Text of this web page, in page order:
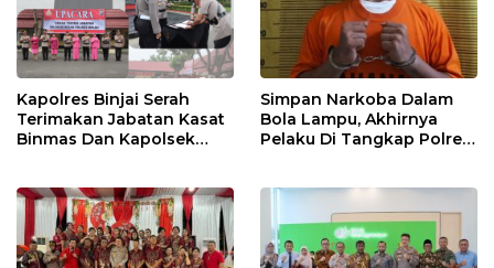
Kapolres Binjai Serah
Terimakan Jabatan Kasat
Binmas Dan Kapolsek
Simpan Narkoba Dalam
Bola Lampu, Akhirnya
Pelaku Di Tangkap Polres